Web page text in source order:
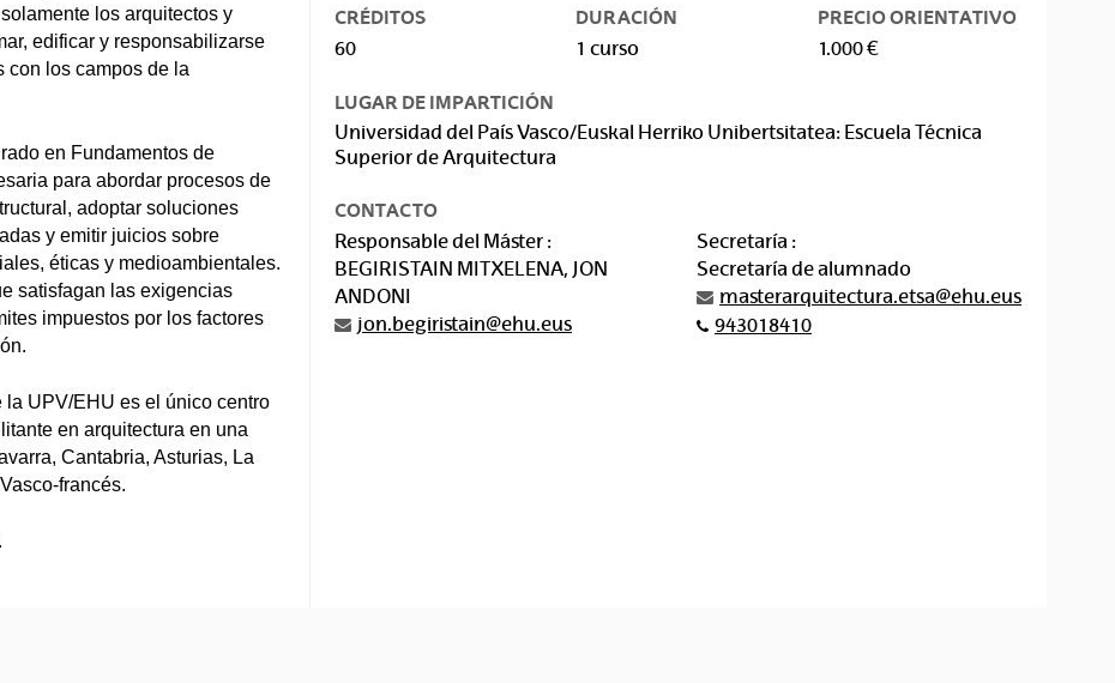
los arquitectos y
edificar y responsabilizarse
con los campos de la
en Fundamentos de
para abordar procesos de
adoptar soluciones
y emitir juicios sobre
éticas y medioambientales.
satisfagan las exigencias
impuestos por los factores
la UPV/EHU es el único centro
en arquitectura en una
Cantabria, Asturias, La
francés.
CRÉDITOS
60
DURACIÓN
1 curso
PRECIO ORIENTATIVO
1.000 €
LUGAR DE IMPARTICIÓN
Universidad del País Vasco/Euskal Herriko Unibertsitatea: Escuela Técnica
Superior de Arquitectura
CONTACTO
Responsable del Máster :
BEGIRISTAIN MITXELENA, JON
ANDONI
jon.begiristain@ehu.eus
Secretaría :
Secretaría de alumnado
masterarquitectura.etsa@ehu.eus
943018410